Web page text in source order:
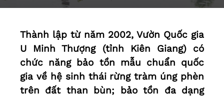
Thành lập từ năm 2002, Vườn Quốc gia
U Minh Thượng (tỉnh Kiên Giang) có
chức năng bảo tồn mẫu chuẩn quốc
gia về hệ sinh thái rừng tràm úng phèn
trên đất than bùn; bảo tồn đa dạng